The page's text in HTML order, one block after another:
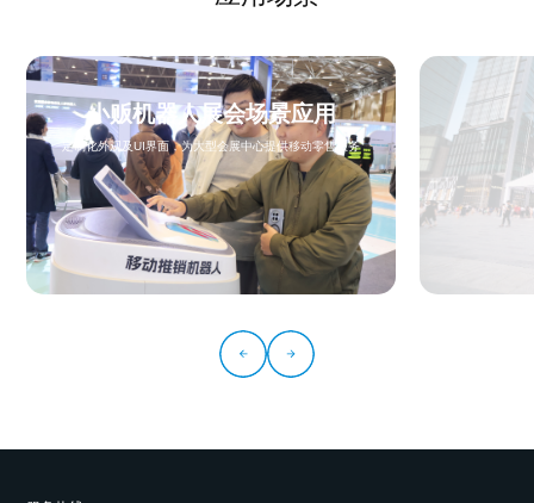
小贩机器人展会场景应用
定制化外观及UI界面，为大型会展中心提供移动零售服务